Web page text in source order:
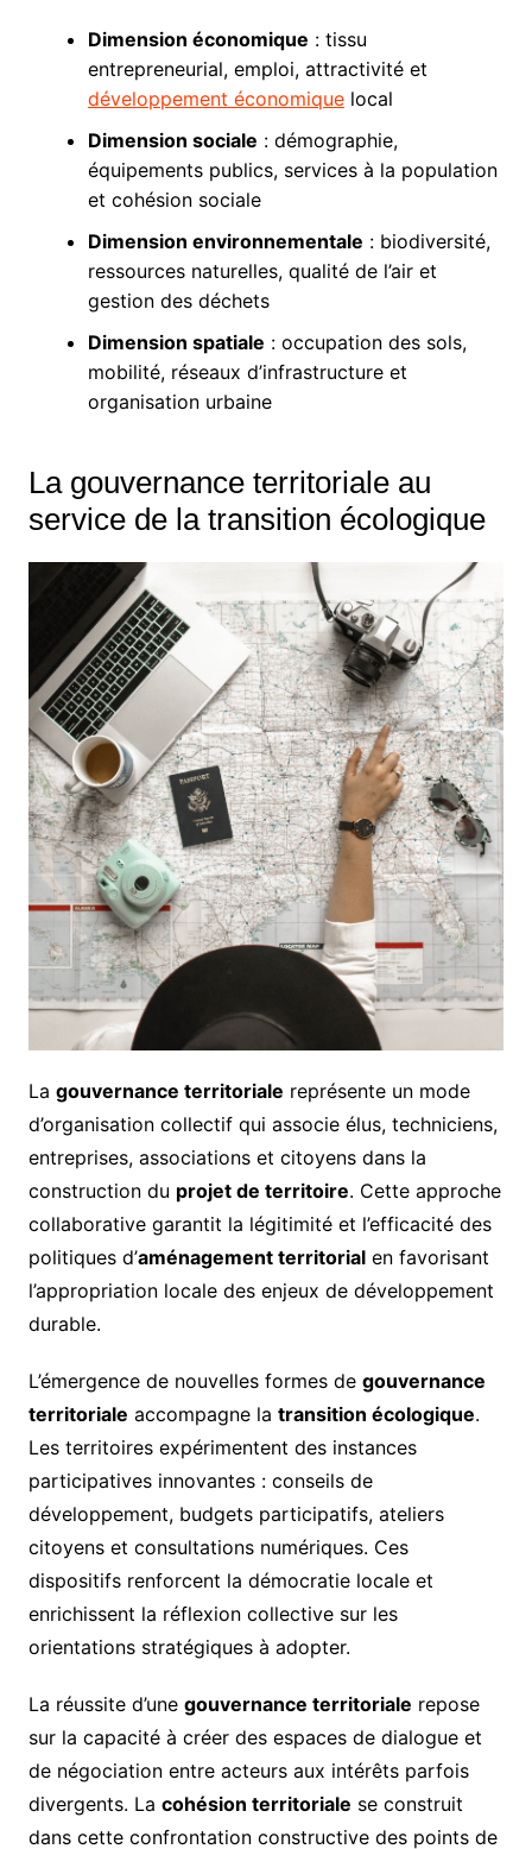
Dimension économique : tissu
entrepreneurial, emploi, attractivité et
développement économiquelocal
Dimension sociale : démographie,
équipements publics, services à la population
et cohésion sociale
Dimension environnementale : biodiversité,
ressources naturelles, qualité de l’air et
gestion des déchets
Dimension spatiale : occupation des sols,
mobilité, réseaux d’infrastructure et
organisation urbaine
La gouvernance territoriale au
service de la transition écologique
La gouvernance territoriale représente un mode
d’organisation collectif qui associe élus, techniciens,
entreprises, associations et citoyens dans la
construction du projet de territoire. Cette approche
collaborative garantit la légitimité et l’efficacité des
politiques d’aménagement territorialen favorisant
l’appropriation locale des enjeux de développement
durable.
L’émergence de nouvelles formes de gouvernance
territoriale accompagne la transition écologique.
Les territoires expérimentent des instances
participatives innovantes : conseils de
développement, budgets participatifs, ateliers
citoyens et consultations numériques. Ces
dispositifs renforcent la démocratie locale et
enrichissent la réflexion collective sur les
orientations stratégiques à adopter.
La réussite d’une gouvernance territoriale repose
sur la capacité à créer des espaces de dialogue et
de négociation entre acteurs aux intérêts parfois
divergents. La cohésion territoriale se construit
dans cette confrontation constructive des points de